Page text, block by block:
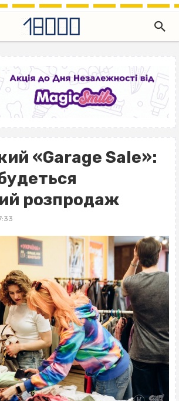
«Garage Sale»:
розпродаж